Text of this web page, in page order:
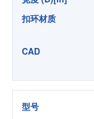
扣环材质
CAD
型号